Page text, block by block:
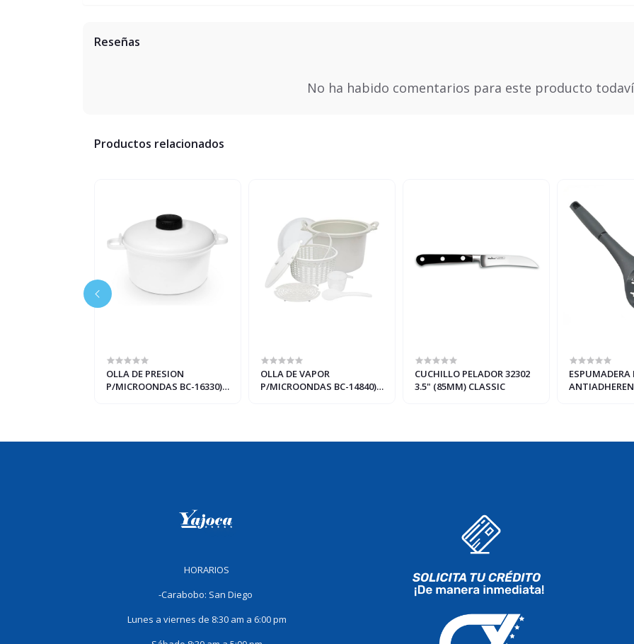
Reseñas
No ha habido comentarios para este producto
Productos relacionados
OLLA DE PRESION
P/MICROONDAS BC-16330)
OLLA DE VAPOR
P/MICROONDAS BC-14840)
CUCHILLO PELADOR 32302
3.5" (85MM) CLASSIC
ESPUMADERA
HORARIOS
-Carabobo: San Diego
Lunes a viernes de 8:30 am a 6:00 pm